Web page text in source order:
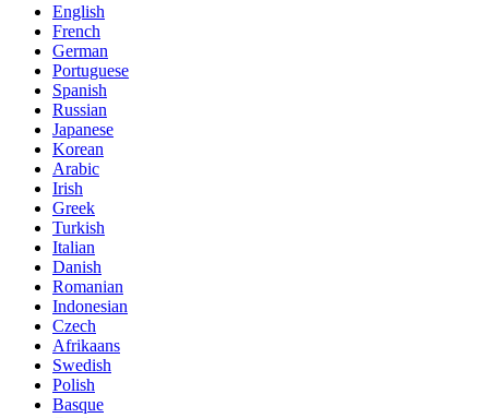
English
French
German
Portuguese
Spanish
Russian
Japanese
Korean
Arabic
Irish
Greek
Turkish
Italian
Danish
Romanian
Indonesian
Czech
Afrikaans
Swedish
Polish
Basque